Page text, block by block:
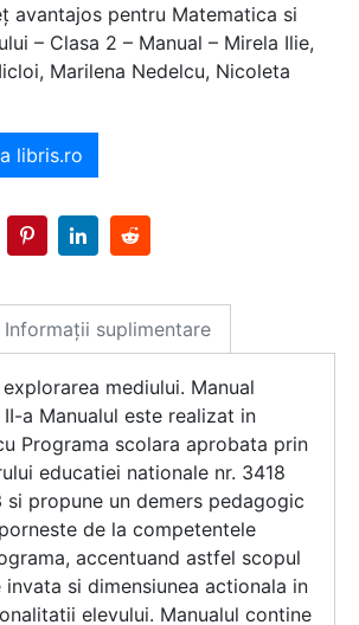
avantajos pentru Matematica si
– Clasa 2 – Manual – Mirela Ilie,
Marilena Nedelcu, Nicoleta
libris.ro
Informații suplimentare
mediului. Manual
a Manualul este realizat in
Programa scolara aprobata prin
educatiei nationale nr. 3418
si propune un demers pedagogic
de la competentele
accentuand astfel scopul
invata si dimensiunea actionala in
elevului. Manualul contine